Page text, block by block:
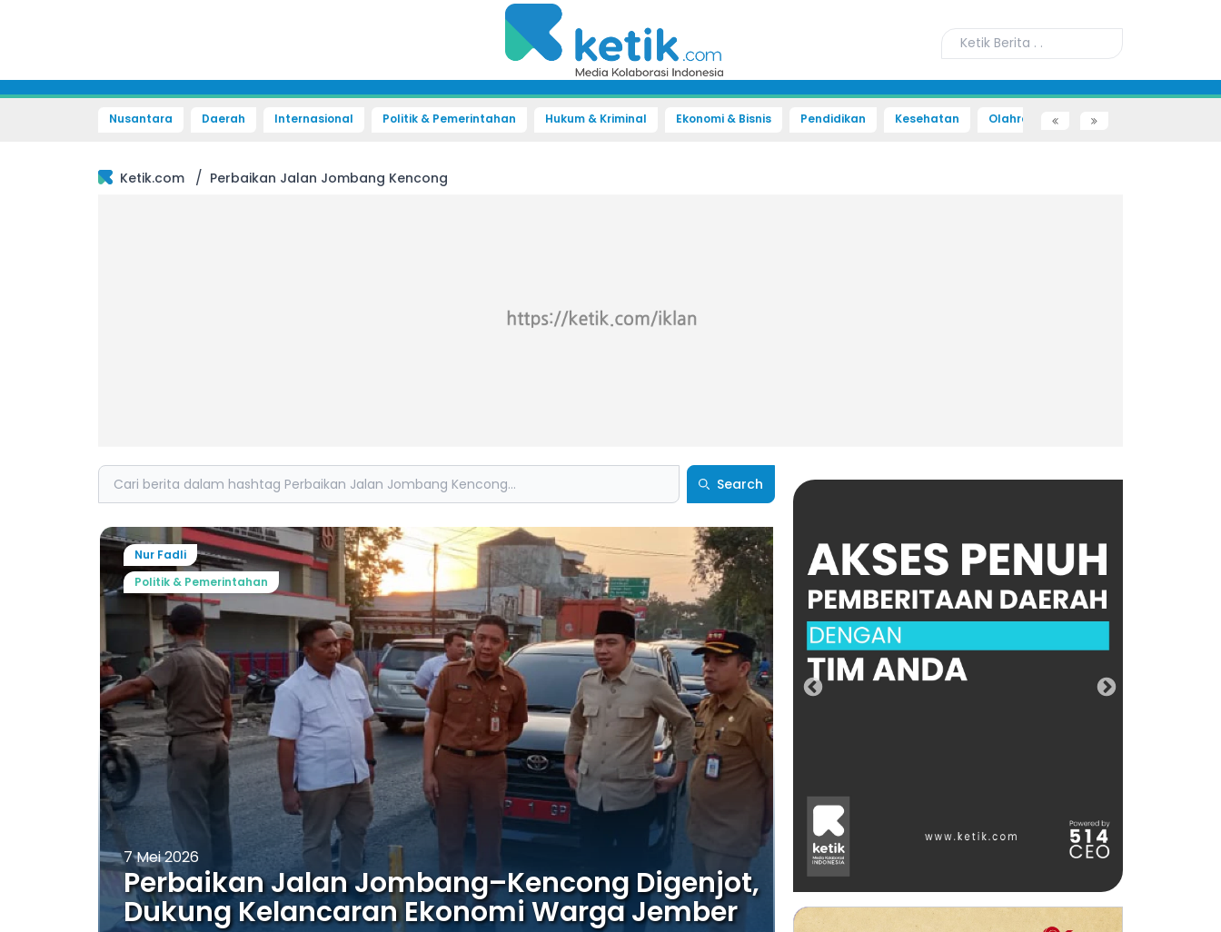
Nusantara Daerah Internasional Politik & Pemerintahan Hukum & Kriminal Ekonomi & Bisnis Pendidikan Kesehatan Olahraga Sains dan Teknologi
Ketik.com / Perbaikan Jalan Jombang Kencong
Search Search
7 Mei 2026
Perbaikan Jalan Jombang–Kencong Digenjot,
Dukung Kelancaran Ekonomi Warga Jember
Nur Fadli
Politik & Pemerintahan